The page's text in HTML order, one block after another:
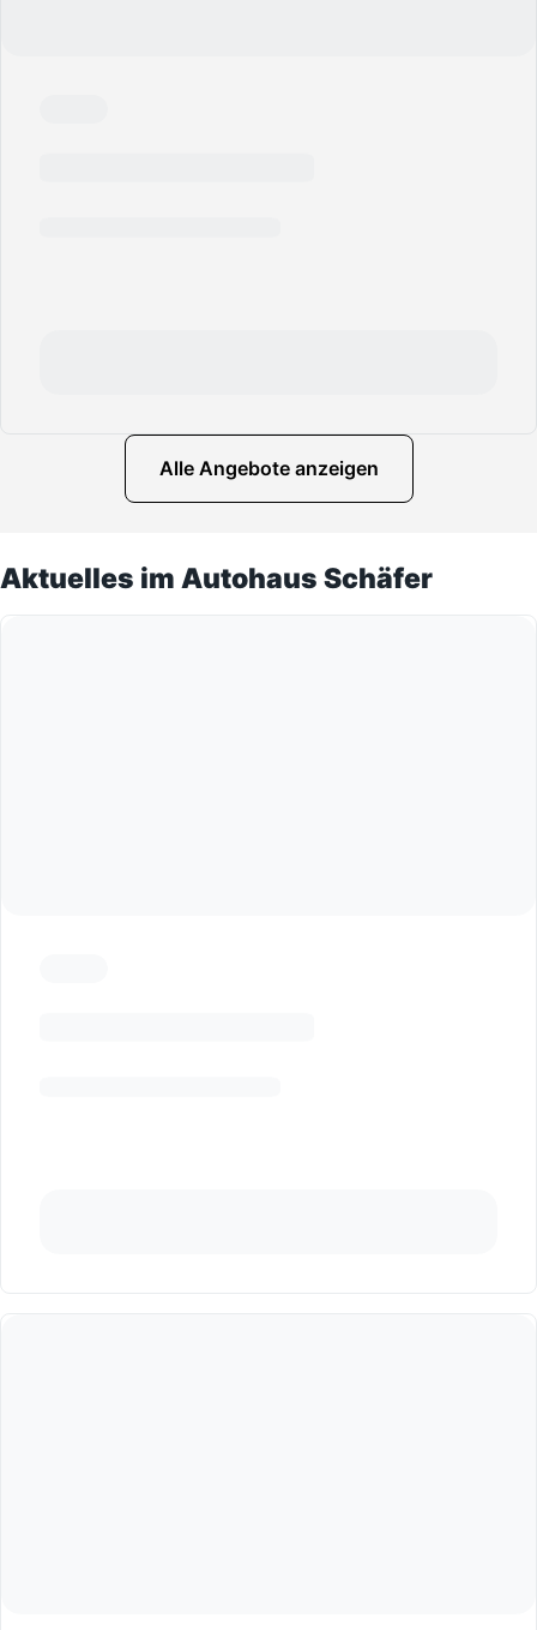
Alle Angebote anzeigen
Aktuelles im Autohaus Schäfer